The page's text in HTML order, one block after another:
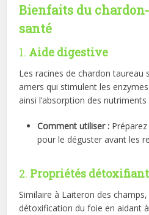
Bienfaits du
santé
1. Aide digestive
Les racines de chardon taureau
amers qui stimulent les
ainsi l’absorption des nutriments
Comment utiliser :
pour le déguster avant les
2. Propriétés
Similaire à Laiteron des
détoxification du foie en aidant